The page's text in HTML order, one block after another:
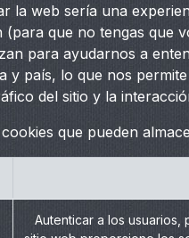
la web sería una
(para que no tengas que
para ayudarnos a
y país, lo que nos
del sitio y la
que pueden
Autenticar a los